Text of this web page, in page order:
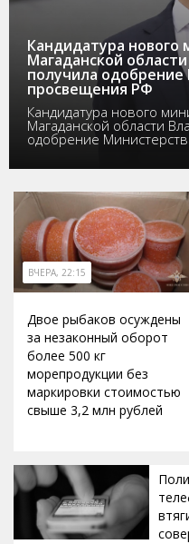
Кандидатура нового
Магаданской
получила одобрение
просвещения РФ
Кандидатура нового
Магаданской области
одобрение
ВЧЕРА, 22:15
Двое рыбаков осуждены
за незаконный оборот
более 500 кг
морепродукции без
маркировки стоимостью
свыше 3,2 млн рублей